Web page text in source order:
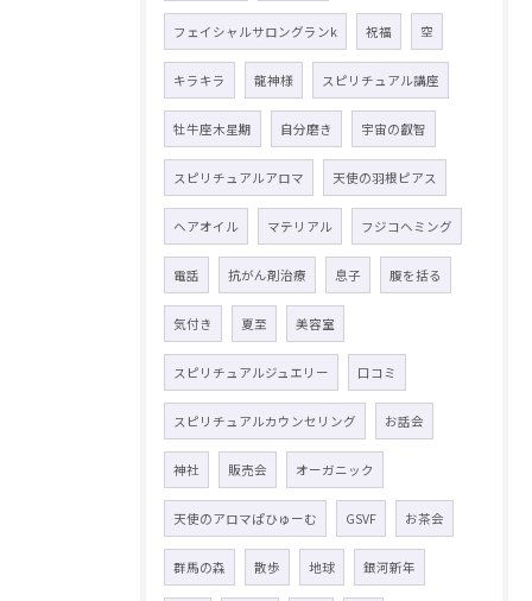
フェイシャルサロングランk 祝福 空
キラキラ 龍神様 スピリチュアル講座
牡牛座木星期 自分磨き 宇宙の叡智
スピリチュアルアロマ 天使の羽根ピアス
ヘアオイル マテリアル フジコヘミング
電話 抗がん剤治療 息子 腹を括る
気付き 夏至 美容室
スピリチュアルジュエリー 口コミ
スピリチュアルカウンセリング お話会
神社 販売会 オーガニック
天使のアロマぱひゅーむ GSVF お茶会
群馬の森 散歩 地球 銀河新年